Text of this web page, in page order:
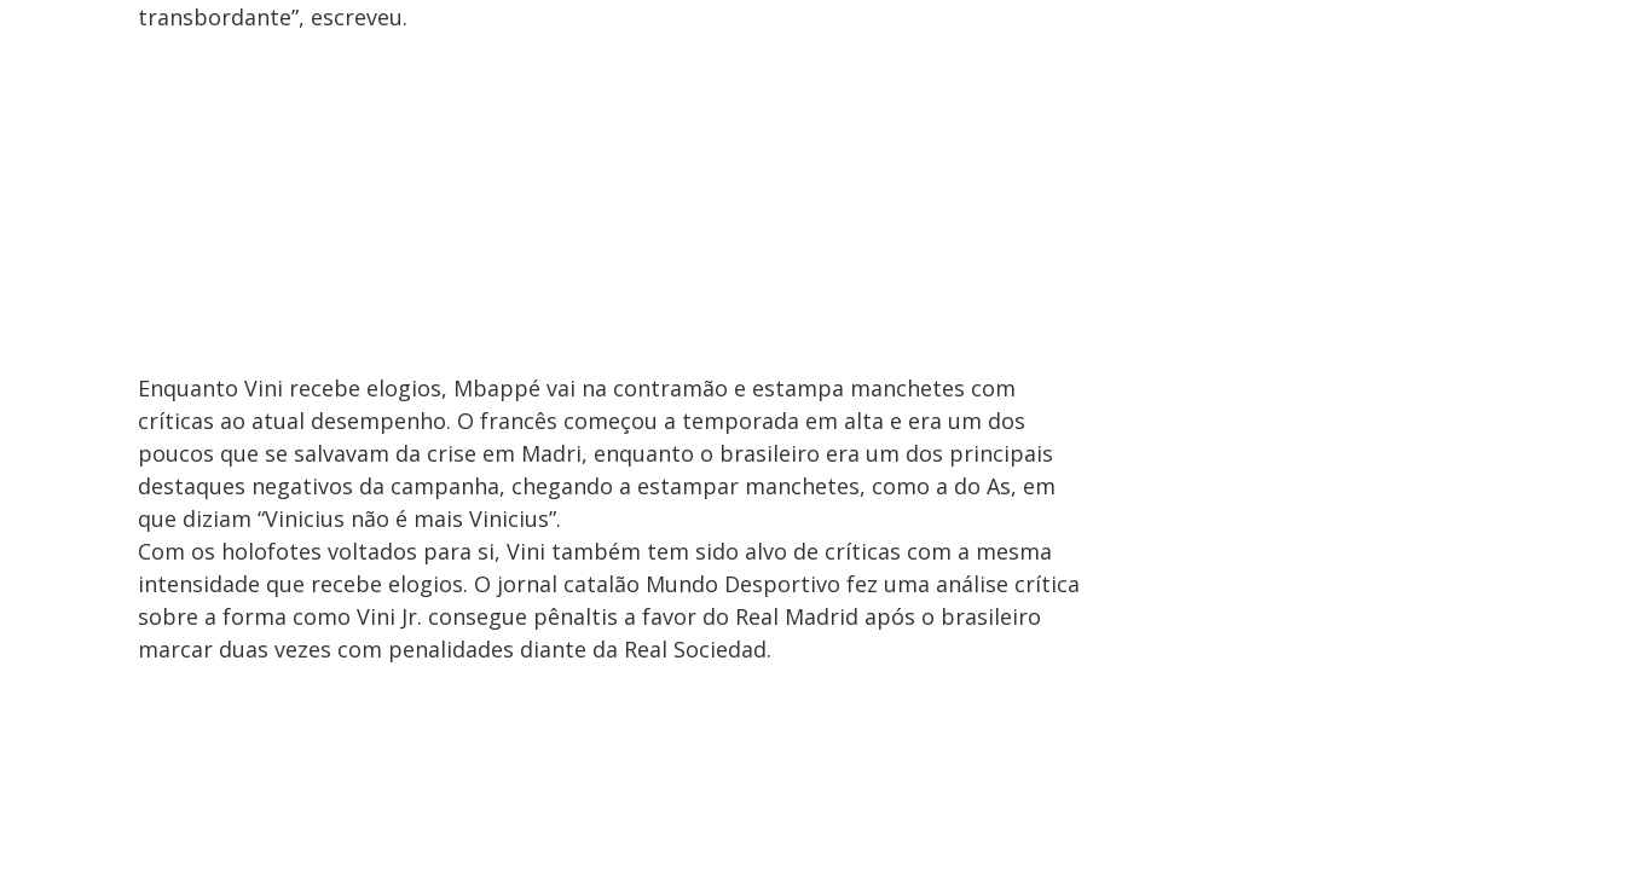
transbordante”, escreveu.
Enquanto Vini recebe elogios, Mbappé vai na contramão e estampa manchetes com
críticas ao atual desempenho. O francês começou a temporada em alta e era um dos
poucos que se salvavam da crise em Madri, enquanto o brasileiro era um dos principais
destaques negativos da campanha, chegando a estampar manchetes, como a do As, em
que diziam “Vinicius não é mais Vinicius”.
Com os holofotes voltados para si, Vini também tem sido alvo de críticas com a mesma
intensidade que recebe elogios. O jornal catalão Mundo Desportivo fez uma análise crítica
sobre a forma como Vini Jr. consegue pênaltis a favor do Real Madrid após o brasileiro
marcar duas vezes com penalidades diante da Real Sociedad.